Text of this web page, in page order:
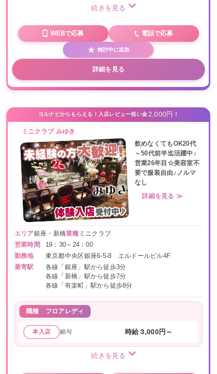
続きを見る
WEBで応募 電話で応募
検討中に追加
詳細を見る
ヨルナビからもらえる！入店レビュー祝い金 2,000円 ！
ミニクラブ みゆき
飲めなくてもOK20代
～50代前半迄活躍中♪
営業26年目☆美容室不
要で服装自由♪ノルマ
なし
詳細を見る ≫
エリア銀座・新橋業種 ミニクラブ
営業時間
19：30～24：00
勤務地
東京都中央区銀座6-5-8 エルドールビル4F
最寄駅
各線「銀座」駅から徒歩3分
各線「新橋」駅から徒歩7分
各線「有楽町」駅から徒歩8分
職種 フロアレディ
本入店 給与 時給 3,000円～
続きを見る